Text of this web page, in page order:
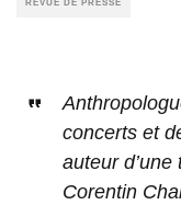
REVUE DE PRESSE
concerts et
auteur
Corentin